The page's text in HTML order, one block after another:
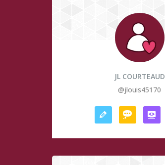
JL COURTEAUD
@jlouis45170